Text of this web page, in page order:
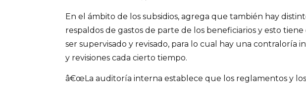
En el ámbito de los subsidios, agrega que también hay
respaldos de gastos de parte de los beneficiarios y esto
ser supervisado y revisado, para lo cual hay una contraloría
y revisiones cada cierto tiempo.
â€œLa auditoría interna establece que los reglamentos y los